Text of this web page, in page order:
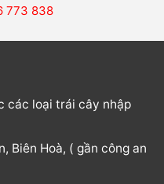
773 838
các loại trái cây nhập
Biên Hoà, ( gần công an